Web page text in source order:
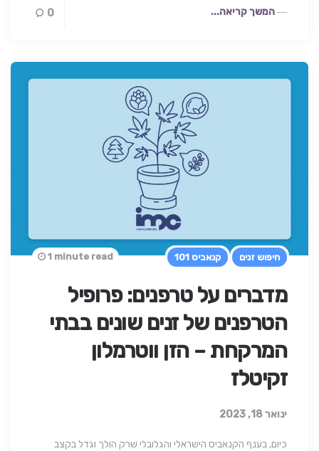
המשך קריאה... 0
חיפוש זנים קנאביס 101
מדברים על טרפנים: פרופיל
הטרפנים של זנים שונים בבתי
המרקחת – הזן ווטרמלון
זקיטלז
ינואר 18, 2023
1 minute read
כיום, בענף הקנאביס הישראלי והגלובלי שרק הולך וגדל בקצב